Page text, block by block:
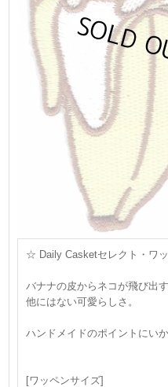
☆ Daily Casketセレクト・ワ
バナナの皮からネコが飛び出
他にはない可愛らしさ。
ハンドメイドのポイントにい
[ワッペンサイズ]